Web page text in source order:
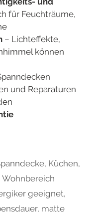
für Feuchträume,
– Lichteffekte,
können
und Reparaturen
, Küchen,
Wohnbereich
geeignet,
, matte